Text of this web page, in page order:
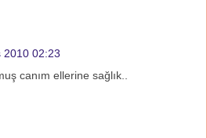
2010 02:23
canım ellerine sağlık..